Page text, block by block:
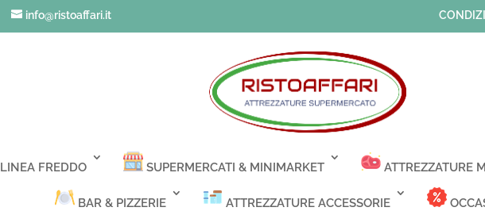
info@ristoaffari.it
LINEA FREDDO SUPERMERCATI & MINIMARKET ATTREZZATURE
BAR & PIZZERIE ATTREZZATURE ACCESSORIE